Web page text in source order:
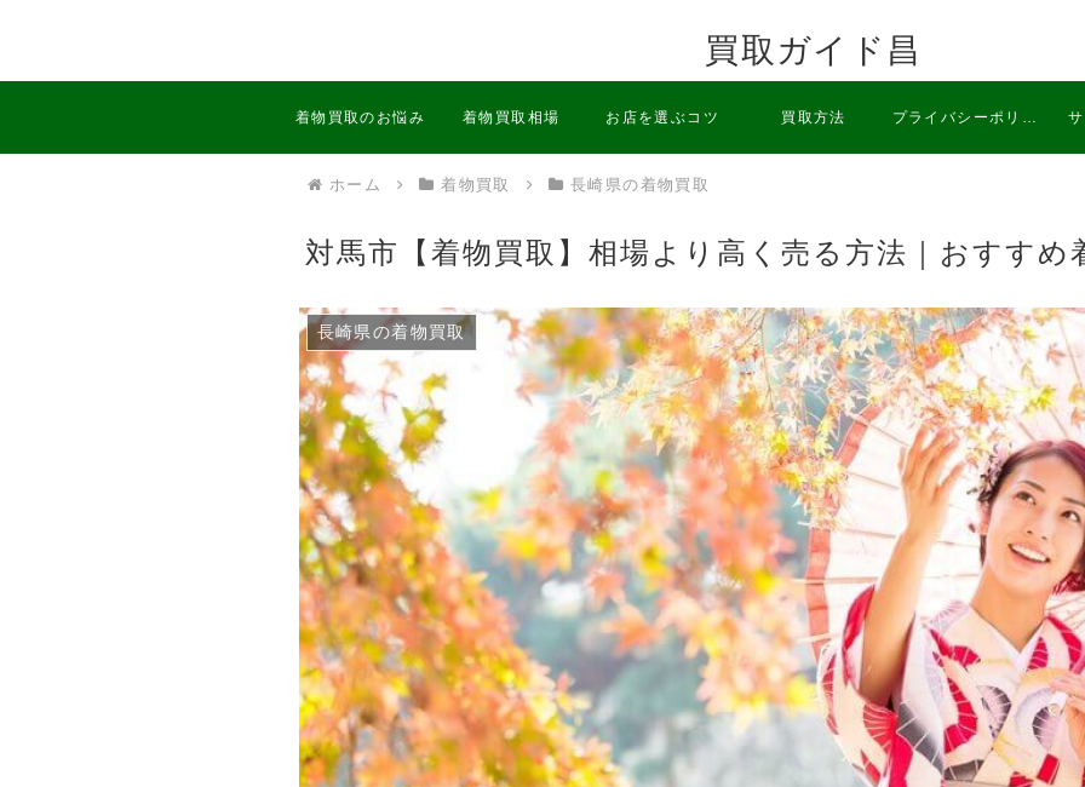
買取ガイド昌
着物買取のお悩み 着物買取相場 お店を選ぶコツ 買取方法 プライバシーポリシ
ホーム 着物買取 長崎県の着物買取
対馬市【着物買取】相場より高く売る方法｜おすすめ
長崎県の着物買取